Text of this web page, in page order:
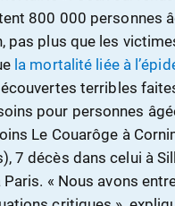
800 000 personnes
plus que les
la mortalité liée à
terribles
pour personnes
Le Couarôge à
7 décès dans celui à
« Nous avons